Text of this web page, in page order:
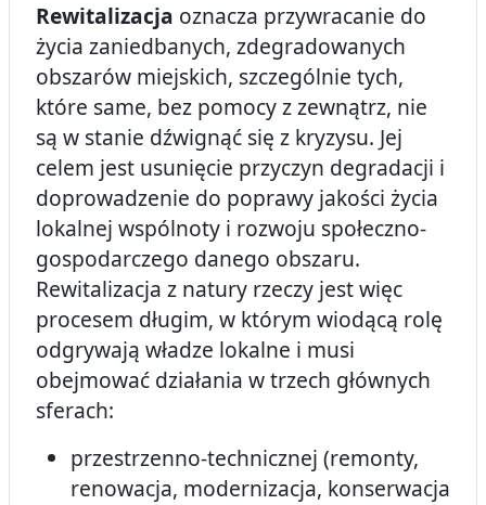
Rewitalizacja oznacza przywracanie do
życia zaniedbanych, zdegradowanych
obszarów miejskich, szczególnie tych,
które same, bez pomocy z zewnątrz, nie
są w stanie dźwignąć się z kryzysu. Jej
celem jest usunięcie przyczyn degradacji i
doprowadzenie do poprawy jakości życia
lokalnej wspólnoty i rozwoju społeczno-
gospodarczego danego obszaru.
Rewitalizacja z natury rzeczy jest więc
procesem długim, w którym wiodącą rolę
odgrywają władze lokalne i musi
obejmować działania w trzech głównych
sferach:
przestrzenno-technicznej (remonty,
renowacja, modernizacja, konserwacja